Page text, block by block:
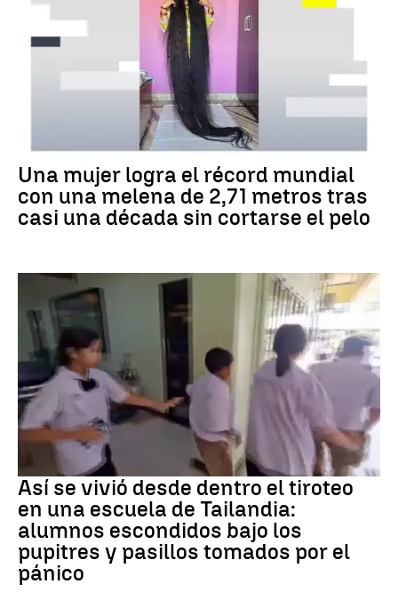
RÉCORD GUINNESS
Una mujer logra el récord mundial
con una melena de 2,71 metros tras
casi una década sin cortarse el pelo
Así se vivió desde dentro el tiroteo
en una escuela de Tailandia:
alumnos escondidos bajo los
pupitres y pasillos tomados por el
pánico